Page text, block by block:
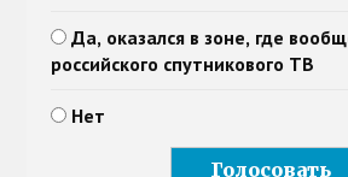
Да, оказался в зоне, где
российского спутникового ТВ
Нет